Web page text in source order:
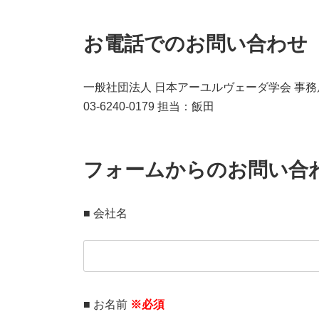
お電話でのお問い合わせ
一般社団法人 日本アーユルヴェーダ学会 事務
03-6240-0179 担当：飯田
フォームからのお問い合
■ 会社名
■ お名前 ※必須